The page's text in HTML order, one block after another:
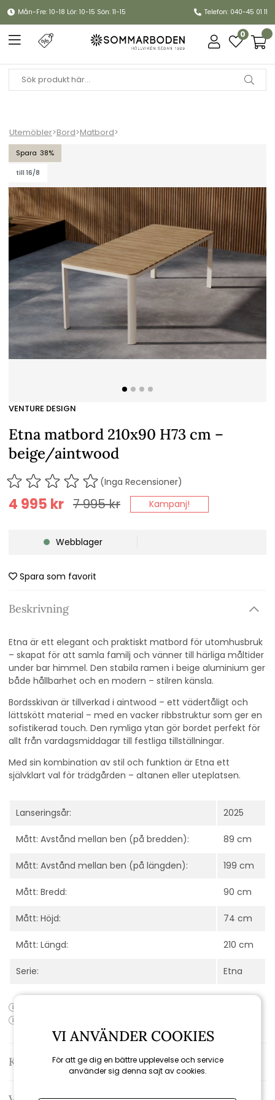
Mån-Fre: 10-18 Lör: 10-15 Sön: 11-15 Telefon: 040-45 01 11
0
Utemöbler>Bord>Matbord>
38
till 16/8
Etna matbord 210x90 H73 cm – beige/aintwood
VENTURE DESIGN
Etna matbord 210x90 H73 cm –
beige/aintwood
(Inga Recensioner)
7 995kr
4 995 kr Kampanj!
Webblager
Spara som favorit
Beskrivning
Etna är ett elegant och praktiskt matbord för utomhusbruk
– skapat för att samla familj och vänner till härliga måltider
under bar himmel. Den stabila ramen i beige aluminium ger
både hållbarhet och en modern – stilren känsla.
Bordsskivan är tillverkad i aintwood – ett vädertåligt och
lättskött material – med en vacker ribbstruktur som ger en
sofistikerad touch. Den rymliga ytan gör bordet perfekt för
allt från vardagsmiddagar till festliga tillställningar.
Med sin kombination av stil och funktion är Etna ett
självklart val för trädgården – altanen eller uteplatsen.
Lanseringsår: 2025
Mått: Avstånd mellan ben (på bredden): 89 cm
Mått: Avstånd mellan ben (på längden): 199 cm
Mått: Bredd: 90 cm
Mått: Höjd: 74 cm
Mått: Längd: 210 cm
Serie: Etna
Kontakta oss
VI ANVÄNDER COOKIES
För att ge dig en bättre upplevelse och service
använder sig denna sajt av cookies.